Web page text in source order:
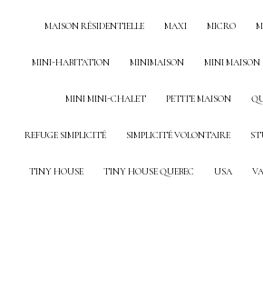
MAISON RÉSIDENTIELLE MAXI MICRO
MINI-HABITATION MINIMAISON MINI MAISON
MINI MINI-CHALET PETITE MAISON
REFUGE SIMPLICITÉ SIMPLICITÉ VOLONTAIRE
TINY HOUSE TINY HOUSE QUEBEC USA